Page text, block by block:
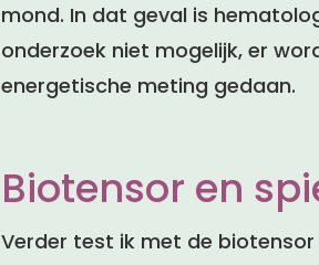
mond. In dat geval is
onderzoek niet mogelijk, er
energetische meting gedaan.
Biotensor en
Verder test ik met de